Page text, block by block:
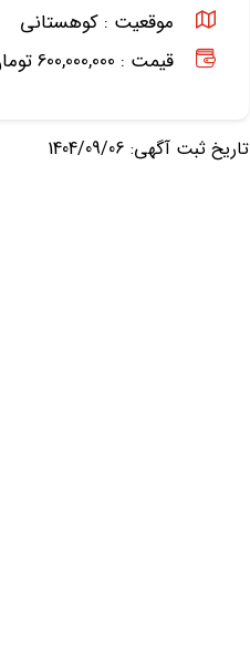
موقعیت : کوهستانی
قیمت : 600,000,000 تومان /
تاریخ ثبت آگهی: 1404/09/06